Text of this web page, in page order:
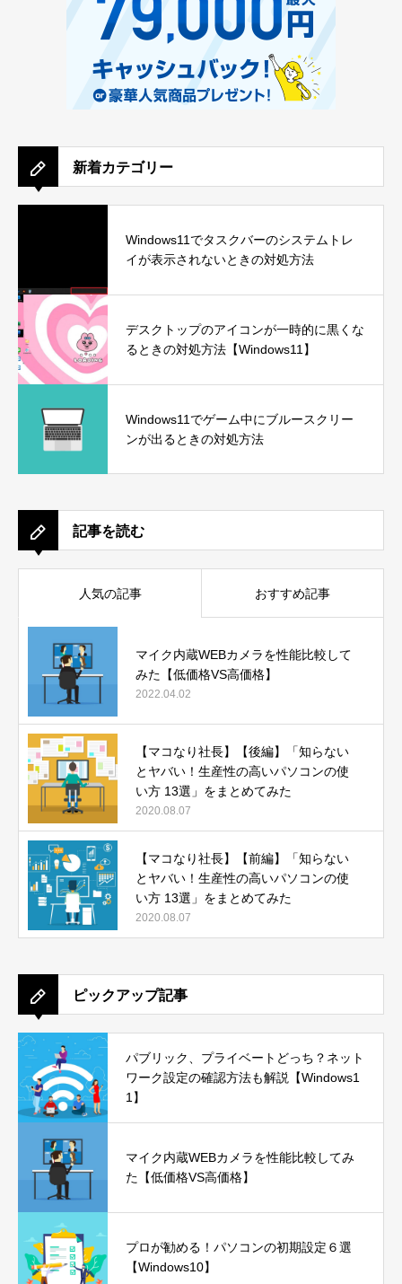
新着カテゴリー
Windows11でタスクバーのシステムトレ
イが表示されないときの対処方法
デスクトップのアイコンが一時的に黒くな
るときの対処方法【Windows11】
Windows11でゲーム中にブルースクリー
ンが出るときの対処方法
記事を読む
人気の記事 おすすめ記事
マイク内蔵WEBカメラを性能比較して
みた【低価格VS高価格】
2022.04.02
【マコなり社長】【後編】「知らない
とヤバい！生産性の高いパソコンの使
い方 13選」をまとめてみた
2020.08.07
【マコなり社長】【前編】「知らない
とヤバい！生産性の高いパソコンの使
い方 13選」をまとめてみた
2020.08.07
ピックアップ記事
パブリック、プライベートどっち？ネット
ワーク設定の確認方法も解説【Windows1
1】
マイク内蔵WEBカメラを性能比較してみ
た【低価格VS高価格】
プロが勧める！パソコンの初期設定６選
【Windows10】